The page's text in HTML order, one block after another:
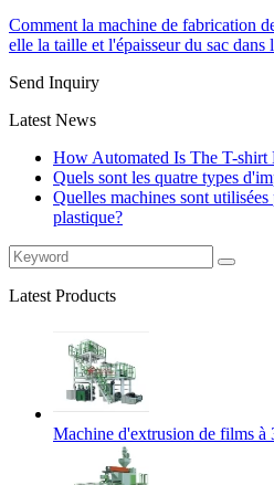
Comment la machine de fabrication
elle la taille et l'épaisseur du sac dans
Send Inquiry
Latest News
How Automated Is The T-shirt
Quels sont les quatre types
Quelles machines sont
plastique?
Latest Products
Machine d'extrusion de films à